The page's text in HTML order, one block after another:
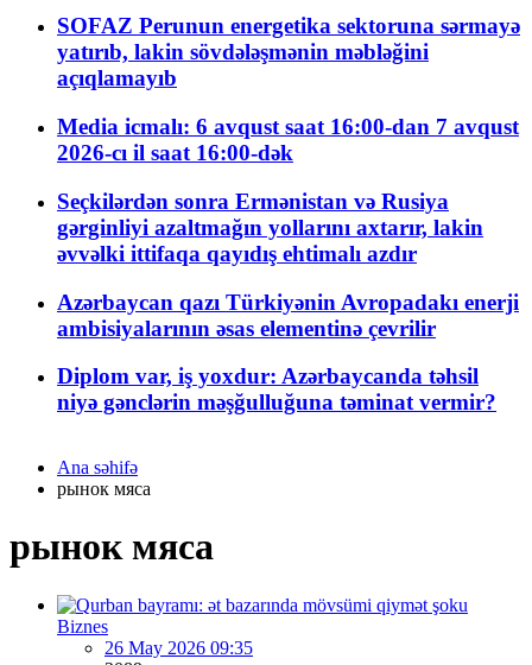
SOFAZ Perunun energetika sektoruna sərmayə
yatırıb, lakin sövdələşmənin məbləğini
açıqlamayıb
Media icmalı: 6 avqust saat 16:00-dan 7 avqust
2026-cı il saat 16:00-dək
Seçkilərdən sonra Ermənistan və Rusiya
gərginliyi azaltmağın yollarını axtarır, lakin
əvvəlki ittifaqa qayıdış ehtimalı azdır
Azərbaycan qazı Türkiyənin Avropadakı enerji
ambisiyalarının əsas elementinə çevrilir
Diplom var, iş yoxdur: Azərbaycanda təhsil
niyə gənclərin məşğulluğuna təminat vermir?
Ana səhifə
рынок мяса
рынок мяса
Biznes
26 May 2026 09:35